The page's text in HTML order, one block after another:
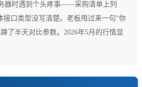
器时遇到个头疼事——采购清单上列
接口类型没写清楚。老板甩过来一句"你
了半天对比参数。2026年5月的行情显